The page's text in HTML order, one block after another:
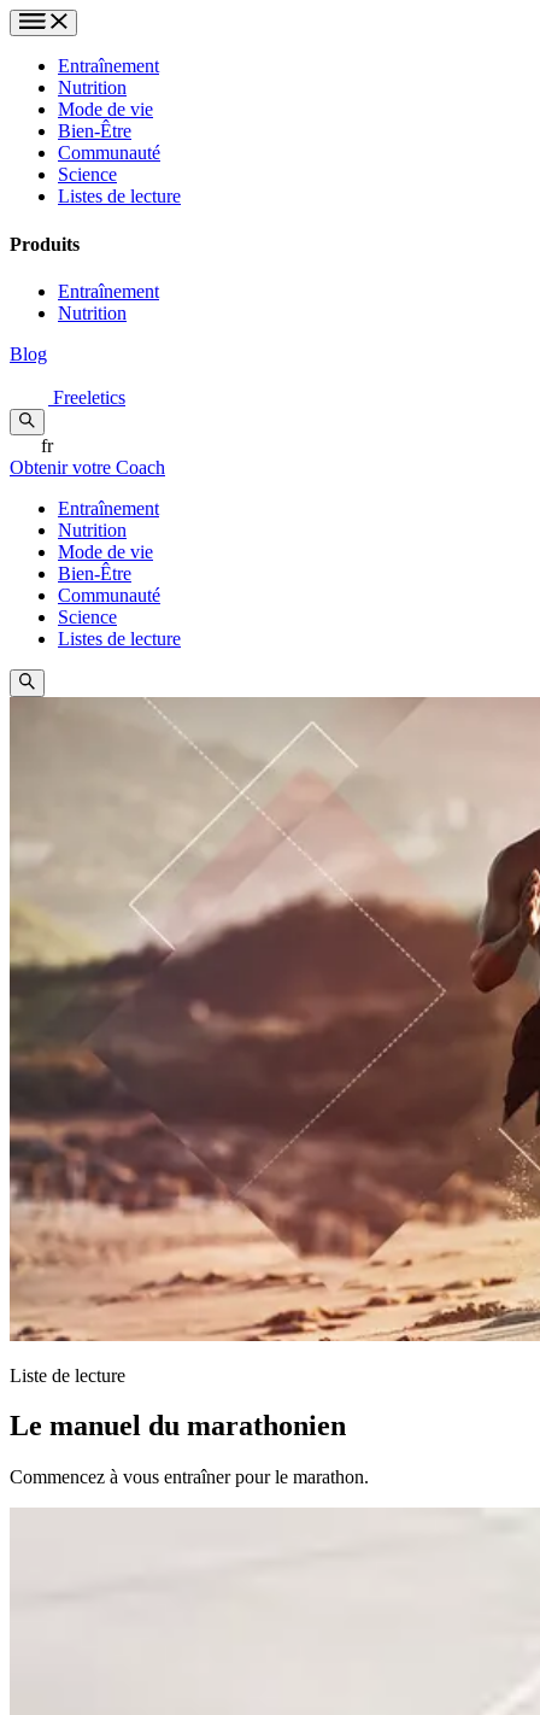
Entraînement
Nutrition
Mode de vie
Bien-Être
Communauté
Science
Listes de lecture
Produits
Entraînement
Nutrition
Blog
Freeletics
fr
Obtenir votre Coach
Entraînement
Nutrition
Mode de vie
Bien-Être
Communauté
Science
Listes de lecture
Liste de lecture
Le manuel du marathonien
Commencez à vous entraîner pour le marathon.